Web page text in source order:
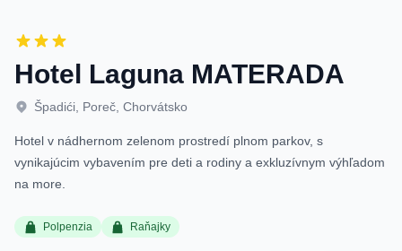
Hotel Laguna MATERADA
Špadići, Poreč, Chorvátsko
Hotel v nádhernom zelenom prostredí plnom parkov, s
vynikajúcim vybavením pre deti a rodiny a exkluzívnym výhľadom
na more.
Polpenzia Raňajky